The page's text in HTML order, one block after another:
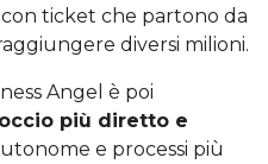
ticket che partono da
diversi milioni.
Angel è poi
più diretto e
e processi più